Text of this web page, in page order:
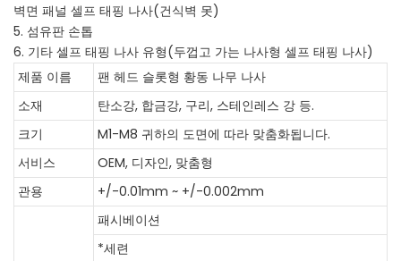
벽면 패널 셀프 태핑 나사(건식벽 못)
5. 섬유판 손톱
6. 기타 셀프 태핑 나사 유형(두껍고 가는 나사형 셀프 태핑 나사)
제품 이름
팬 헤드 슬롯형 황동 나무 나사
소재
탄소강, 합금강, 구리, 스테인레스 강 등.
크기
M1-M8 귀하의 도면에 따라 맞춤화됩니다.
서비스
OEM, 디자인, 맞춤형
관용
+/-0.01mm ~ +/-0.002mm
패시베이션
*세련